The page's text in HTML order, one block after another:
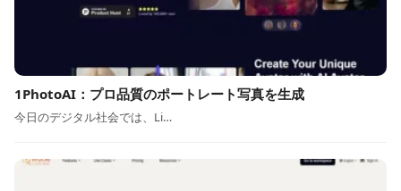
1PhotoAI：プロ品質のポートレート写真を生成
今日のデジタル社会では、Li…